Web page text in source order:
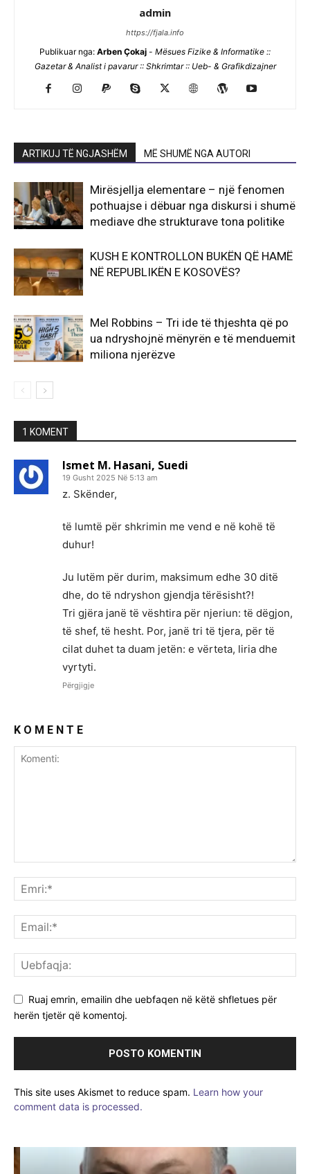
admin
https://fjala.info
Publikuar nga: Arben Çokaj - Mësues Fizike & Informatike ::
Gazetar & Analist i pavarur :: Shkrimtar :: Ueb- & Grafikdizajner
ARTIKUJ TË NGJASHËM MË SHUMË NGA AUTORI
Mirësjellja elementare – një fenomen
pothuajse i dëbuar nga diskursi i shumë
mediave dhe strukturave tona politike
KUSH E KONTROLLON BUKËN QË HAMË
NË REPUBLIKËN E KOSOVËS?
Mel Robbins – Tri ide të thjeshta që po
ua ndryshojnë mënyrën e të menduemit
miliona njerëzve
1 KOMENT
Ismet M. Hasani, Suedi
19 Gusht 2025 Në 5:13 am
z. Skënder,
të lumtë për shkrimin me vend e në kohë të
duhur!
Ju lutëm për durim, maksimum edhe 30 ditë
dhe, do të ndryshon gjendja tërësisht?!
Tri gjëra janë të vështira për njeriun: të dëgjon,
të shef, të hesht. Por, janë tri të tjera, për të
cilat duhet ta duam jetën: e vërteta, liria dhe
vyrtyti.
Përgjigje
K O M E N T E
Ruaj emrin, emailin dhe uebfaqen në këtë shfletues për
herën tjetër që komentoj.
This site uses Akismet to reduce spam. Learn how your
comment data is processed.